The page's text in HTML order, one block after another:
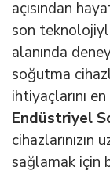
açısından
son
alanında
soğutma
ihtiyaçlarını
Endüstriyel
cihazlarınızın
sağlamak için